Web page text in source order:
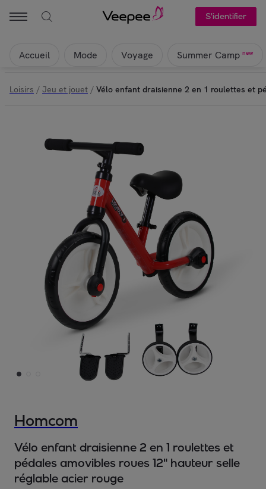
S'identifier
Accueil Mode Voyage Summer Camp new
Loisirs / Jeu et jouet / Vélo enfant draisienne 2 en 1 roulettes et
Homcom
Vélo enfant draisienne 2 en 1 roulettes et
pédales amovibles roues 12" hauteur selle
réglable acier rouge